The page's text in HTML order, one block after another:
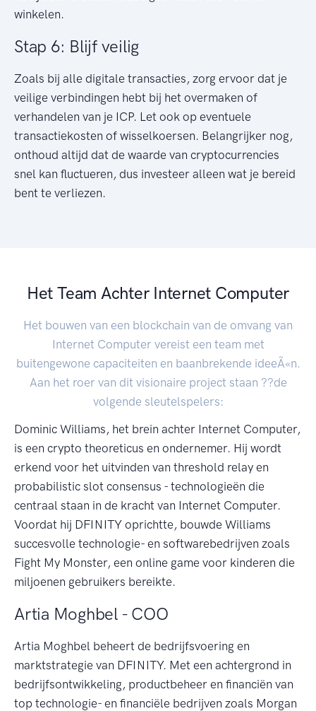
winkelen.
Stap 6: Blijf veilig
Zoals bij alle digitale transacties, zorg ervoor dat je
veilige verbindingen hebt bij het overmaken of
verhandelen van je ICP. Let ook op eventuele
transactiekosten of wisselkoersen. Belangrijker nog,
onthoud altijd dat de waarde van cryptocurrencies
snel kan fluctueren, dus investeer alleen wat je bereid
bent te verliezen.
Het Team Achter Internet Computer
Het bouwen van een blockchain van de omvang van
Internet Computer vereist een team met
buitengewone capaciteiten en baanbrekende ideeÃ«n.
Aan het roer van dit visionaire project staan ??de
volgende sleutelspelers:
Dominic Williams, het brein achter Internet Computer,
is een crypto theoreticus en ondernemer. Hij wordt
erkend voor het uitvinden van threshold relay en
probabilistic slot consensus - technologieën die
centraal staan in de kracht van Internet Computer.
Voordat hij DFINITY oprichtte, bouwde Williams
succesvolle technologie- en softwarebedrijven zoals
Fight My Monster, een online game voor kinderen die
miljoenen gebruikers bereikte.
Artia Moghbel - COO
Artia Moghbel beheert de bedrijfsvoering en
marktstrategie van DFINITY. Met een achtergrond in
bedrijfsontwikkeling, productbeheer en financiën van
top technologie- en financiële bedrijven zoals Morgan